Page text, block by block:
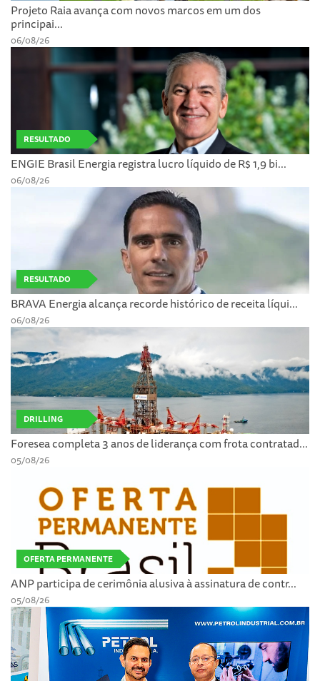
Projeto Raia avança com novos marcos em um dos
principai...
06/08/26
RESULTADO
ENGIE Brasil Energia registra lucro líquido de R$ 1,9 bi...
06/08/26
RESULTADO
BRAVA Energia alcança recorde histórico de receita líqui...
06/08/26
DRILLING
Foresea completa 3 anos de liderança com frota contratad...
05/08/26
OFERTA PERMANENTE
ANP participa de cerimônia alusiva à assinatura de contr...
05/08/26